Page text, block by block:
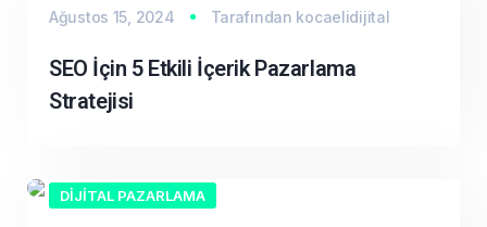
Ağustos 15, 2024 Tarafından kocaelidijital
SEO İçin 5 Etkili İçerik Pazarlama
Stratejisi
DIJITAL PAZARLAMA